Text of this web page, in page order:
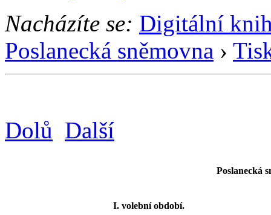
Nacházíte se: Digitální
Poslanecká sněmovna ›
Dolů Další
Poslanecká
I. volební období.